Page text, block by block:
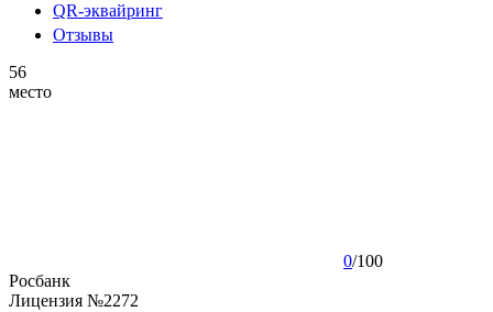
QR-эквайринг
Отзывы
56
место
0/100
Росбанк
Лицензия №2272